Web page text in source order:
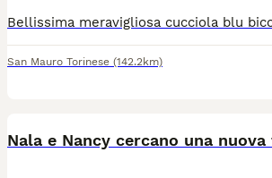
San Mauro Torinese (142.2km)
Nala e Nancy cercano una